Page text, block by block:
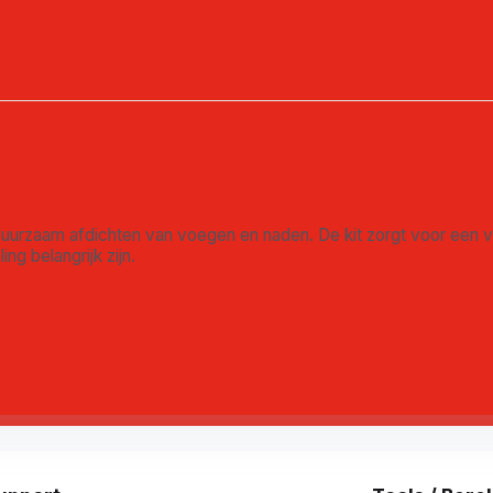
afdichten van voegen en naden. De kit zorgt voor een
belangrijk zijn.